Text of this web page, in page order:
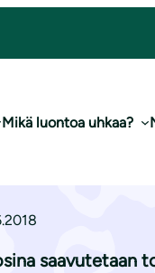
Mikä luontoa uhkaa?